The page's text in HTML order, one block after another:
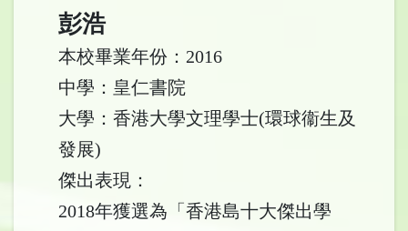
彭浩
本校畢業年份：2016
中學：皇仁書院
大學：香港大學文理學士(環球衞生及
發展)
傑出表現：
2018年獲選為「香港島十大傑出學